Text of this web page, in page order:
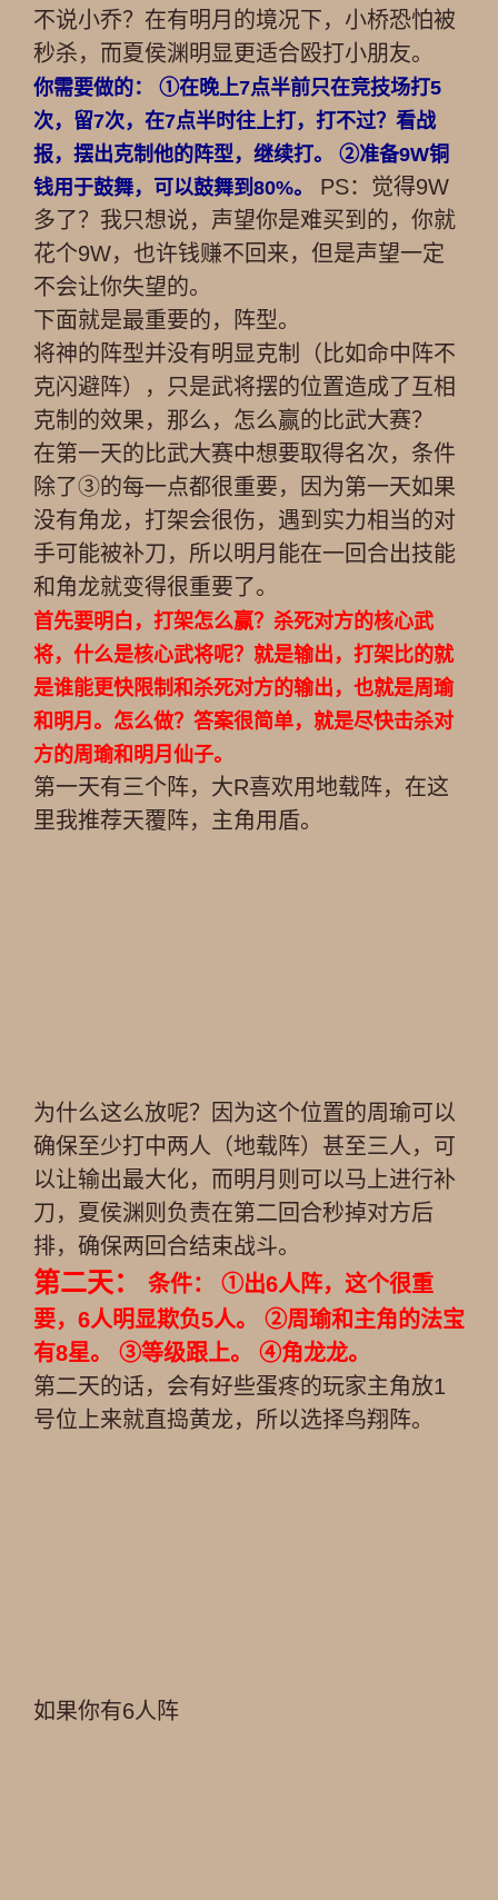
不说小乔？在有明月的境况下，小桥恐怕被
秒杀，而夏侯渊明显更适合殴打小朋友。
你需要做的： ①在晚上7点半前只在竞技场打5
次，留7次，在7点半时往上打，打不过？看战
报，摆出克制他的阵型，继续打。 ②准备9W铜
钱用于鼓舞，可以鼓舞到80%。
PS：觉得9W
多了？我只想说，声望你是难买到的，你就
花个9W，也许钱赚不回来，但是声望一定
不会让你失望的。
下面就是最重要的，阵型。
将神的阵型并没有明显克制（比如命中阵不
克闪避阵），只是武将摆的位置造成了互相
克制的效果，那么，怎么赢的比武大赛？
在第一天的比武大赛中想要取得名次，条件
除了③的每一点都很重要，因为第一天如果
没有角龙，打架会很伤，遇到实力相当的对
手可能被补刀，所以明月能在一回合出技能
和角龙就变得很重要了。
首先要明白，打架怎么赢？杀死对方的核心武
将，什么是核心武将呢？就是输出，打架比的就
是谁能更快限制和杀死对方的输出，也就是周瑜
和明月。怎么做？答案很简单，就是尽快击杀对
方的周瑜和明月仙子。
第一天有三个阵，大R喜欢用地载阵，在这
里我推荐天覆阵，主角用盾。
为什么这么放呢？因为这个位置的周瑜可以
确保至少打中两人（地载阵）甚至三人，可
以让输出最大化，而明月则可以马上进行补
刀，夏侯渊则负责在第二回合秒掉对方后
排，确保两回合结束战斗。
第二天：
条件： ①出6人阵，这个很重
要，6人明显欺负5人。 ②周瑜和主角的法宝
有8星。 ③等级跟上。 ④角龙龙。
第二天的话，会有好些蛋疼的玩家主角放1
号位上来就直捣黄龙，所以选择鸟翔阵。
如果你有6人阵